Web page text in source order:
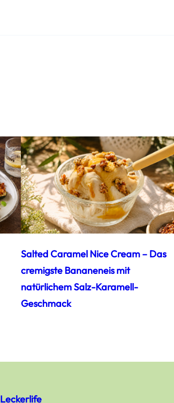
Salted Caramel Nice Cream – Das
cremigste Bananeneis mit
natürlichem Salz-Karamell-
Geschmack
Leckerlife